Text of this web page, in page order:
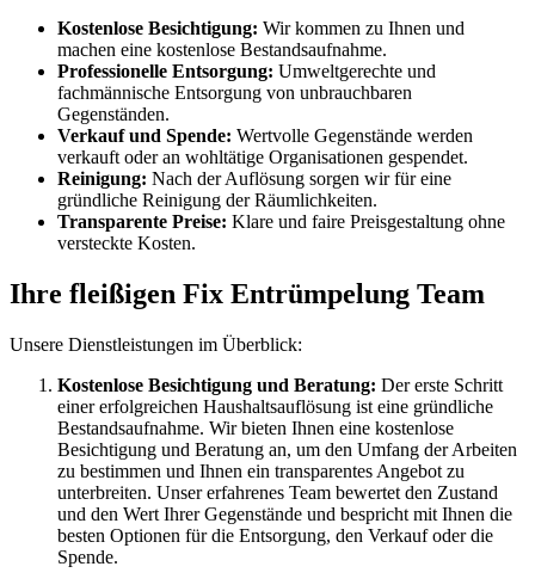
Kostenlose Besichtigung: Wir kommen zu Ihnen und
machen eine kostenlose Bestandsaufnahme.
Professionelle Entsorgung: Umweltgerechte und
fachmännische Entsorgung von unbrauchbaren
Gegenständen.
Verkauf und Spende: Wertvolle Gegenstände werden
verkauft oder an wohltätige Organisationen gespendet.
Reinigung: Nach der Auflösung sorgen wir für eine
gründliche Reinigung der Räumlichkeiten.
Transparente Preise: Klare und faire Preisgestaltung ohne
versteckte Kosten.
Ihre fleißigen Fix Entrümpelung Team
Unsere Dienstleistungen im Überblick:
Kostenlose Besichtigung und Beratung: Der erste Schritt
einer erfolgreichen Haushaltsauflösung ist eine gründliche
Bestandsaufnahme. Wir bieten Ihnen eine kostenlose
Besichtigung und Beratung an, um den Umfang der Arbeiten
zu bestimmen und Ihnen ein transparentes Angebot zu
unterbreiten. Unser erfahrenes Team bewertet den Zustand
und den Wert Ihrer Gegenstände und bespricht mit Ihnen die
besten Optionen für die Entsorgung, den Verkauf oder die
Spende.